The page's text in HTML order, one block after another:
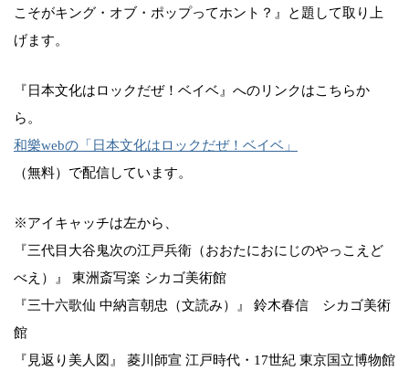
こそがキング・オブ・ポップってホント？』と題して取り上
げます。
『日本文化はロックだぜ！ベイベ』へのリンクはこちらか
ら。
和樂webの「日本文化はロックだぜ！ベイベ」
（無料）で配信しています。
※アイキャッチは左から、
『三代目大谷鬼次の江戸兵衛（おおたにおにじのやっこえど
べえ）』 東洲斎写楽 シカゴ美術館
『三十六歌仙 中納言朝忠（文読み）』 鈴木春信 シカゴ美術
館
『見返り美人図』 菱川師宣 江戸時代・17世紀 東京国立博物館